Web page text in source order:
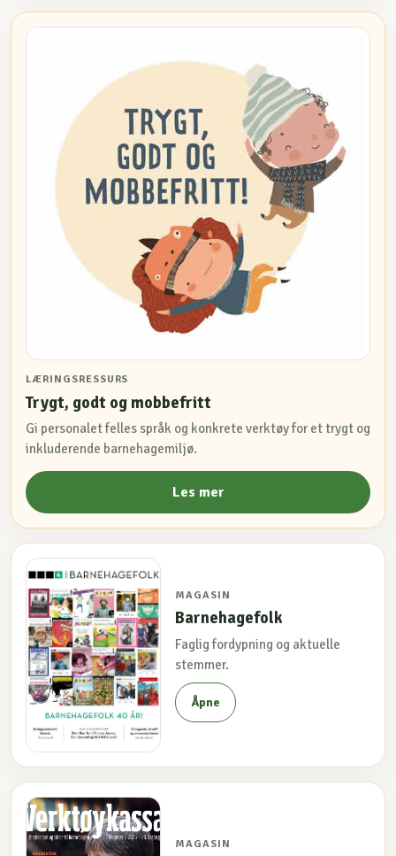
LÆRINGSRESSURS
Trygt, godt og mobbefritt
Gi personalet felles språk og konkrete verktøy for et trygt og
inkluderende barnehagemiljø.
Les mer
MAGASIN
Barnehagefolk
Faglig fordypning og aktuelle
stemmer.
Åpne
MAGASIN